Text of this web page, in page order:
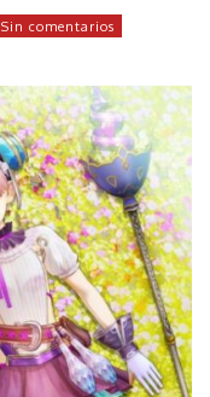
Sin comentarios